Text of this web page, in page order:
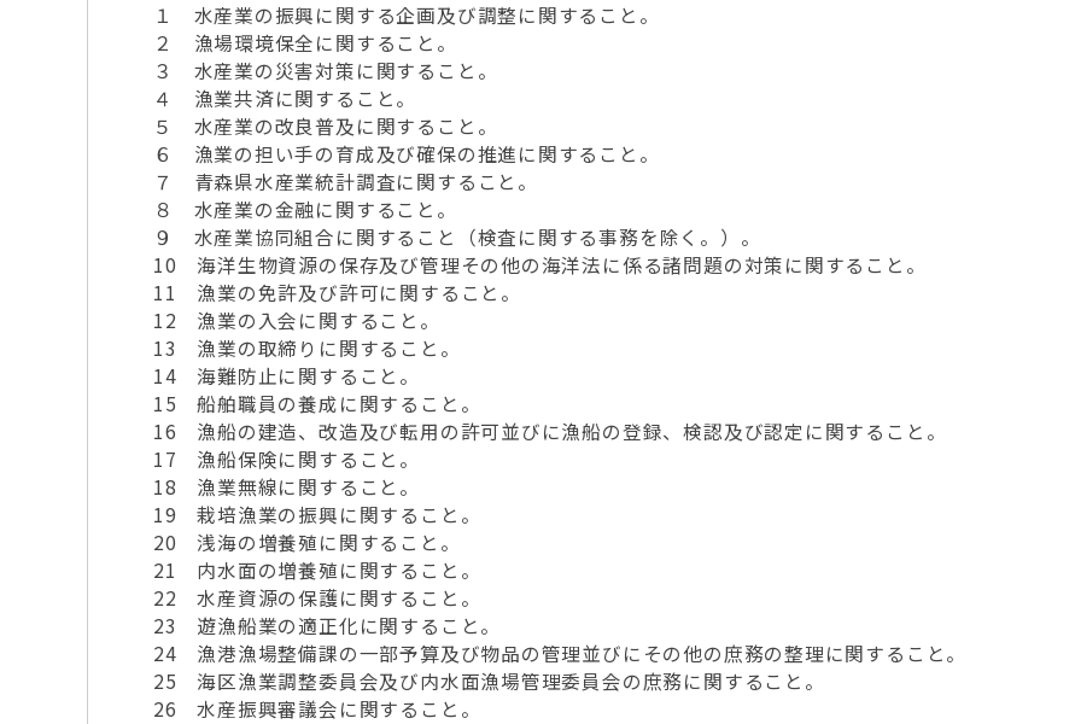
１ 水産業の振興に関する企画及び調整に関すること。
２ 漁場環境保全に関すること。
３ 水産業の災害対策に関すること。
４ 漁業共済に関すること。
５ 水産業の改良普及に関すること。
６ 漁業の担い手の育成及び確保の推進に関すること。
７ 青森県水産業統計調査に関すること。
８ 水産業の金融に関すること。
９ 水産業協同組合に関すること（検査に関する事務を除く。）。
10 海洋生物資源の保存及び管理その他の海洋法に係る諸問題の対策に関すること。
11 漁業の免許及び許可に関すること。
12 漁業の入会に関すること。
13 漁業の取締りに関すること。
14 海難防止に関すること。
15 船舶職員の養成に関すること。
16 漁船の建造、改造及び転用の許可並びに漁船の登録、検認及び認定に関すること。
17 漁船保険に関すること。
18 漁業無線に関すること。
19 栽培漁業の振興に関すること。
20 浅海の増養殖に関すること。
21 内水面の増養殖に関すること。
22 水産資源の保護に関すること。
23 遊漁船業の適正化に関すること。
24 漁港漁場整備課の一部予算及び物品の管理並びにその他の庶務の整理に関すること。
25 海区漁業調整委員会及び内水面漁場管理委員会の庶務に関すること。
26 水産振興審議会に関すること。